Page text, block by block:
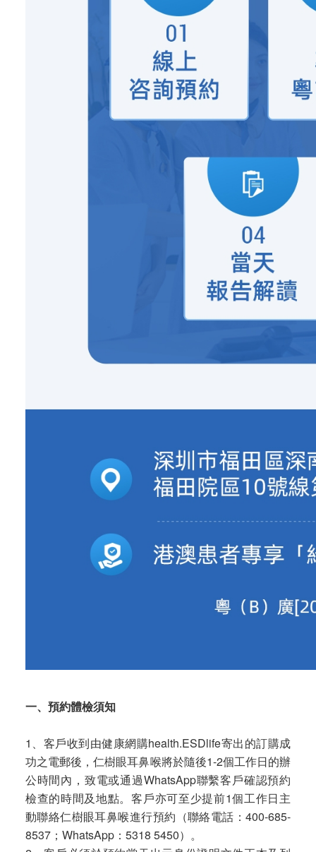
一、預約體檢須知
1、客戶收到由健康網購health.ESDlife寄出的訂購成
功之電郵後，仁樹眼耳鼻喉將於隨後1-2個工作日的辦
公時間內，致電或通過WhatsApp聯繫客戶確認預約
檢查的時間及地點。客戶亦可至少提前1個工作日主
動聯絡仁樹眼耳鼻喉進行預約（聯絡電話：400-685-
8537；WhatsApp：5318 5450）。